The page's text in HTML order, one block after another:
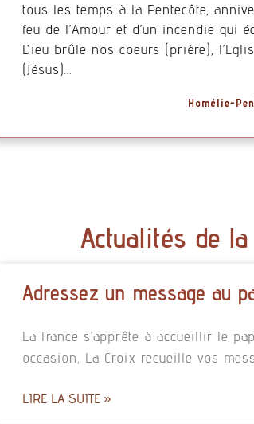
tous les temps à la Pentecôte,
feu de l’Amour et d’un incendie qui
Dieu brûle nos coeurs (prière),
(Jésus)…
Homélie-
Actualités de
Adressez un message au
La France s’apprête à accueillir le
occasion, La Croix recueille vos
LIRE LA SUITE »